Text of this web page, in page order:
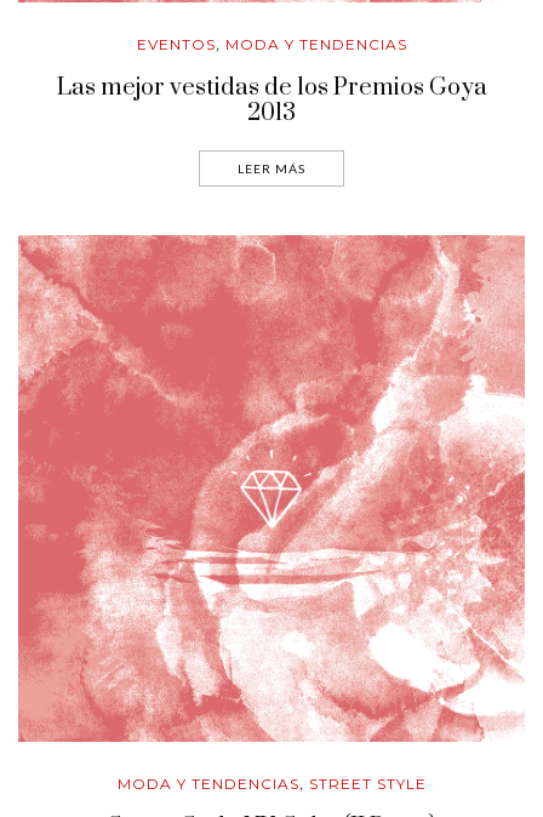
EVENTOS, MODA Y TENDENCIAS
Las mejor vestidas de los Premios Goya
2013
LEER MÁS
MODA Y TENDENCIAS, STREET STYLE